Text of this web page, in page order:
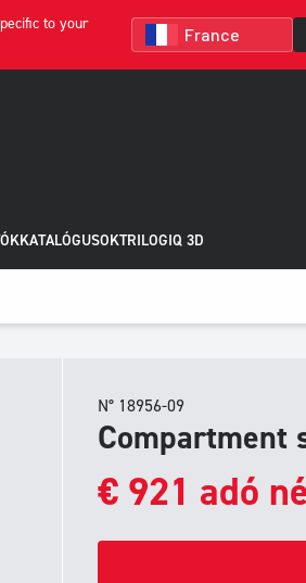
to your
KATALÓGUSOKTRILOGIQ 3D
N° 18956-09
Compartment
€ 921 adó